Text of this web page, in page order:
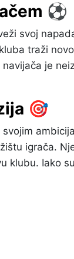
⚽
svoj
traži
je
🎯
igrača.
klubu. Iako